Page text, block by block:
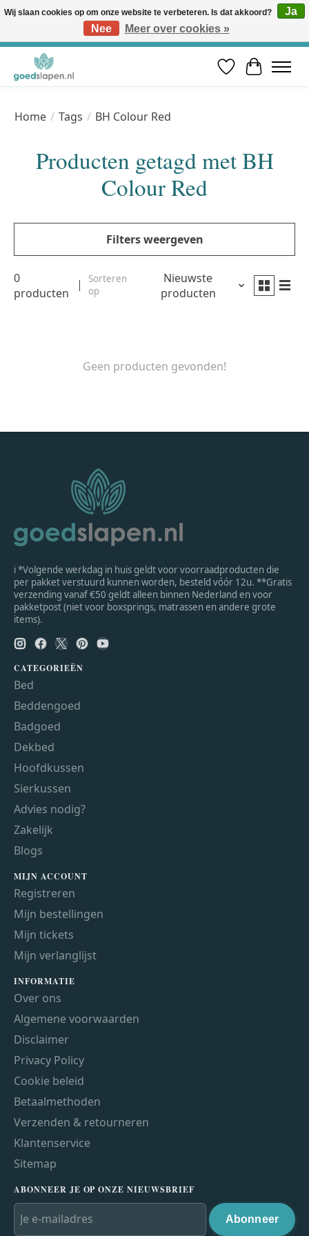
Vóór 12u besteld, volgende werkdag in huis* | Gratis verzending vanaf €50 | Professioneel slaapadvies
Verlanglijst
Home / Tags / BH Colour Red
Producten getagd met BH
Colour Red
Filters weergeven
0
producten
Sorteren
op
Nieuwste
producten
Geen producten gevonden!
ℹ *Volgende werkdag in huis geldt voor voorraadproducten die
per pakket verstuurd kunnen worden, besteld vóór 12u. **Gratis
verzending vanaf €50 geldt alleen binnen Nederland en voor
pakketpost (niet voor boxsprings, matrassen en andere grote
items).
CATEGORIEËN
Bed
Beddengoed
Badgoed
Dekbed
Hoofdkussen
Sierkussen
Advies nodig?
Zakelijk
Blogs
MIJN ACCOUNT
Registreren
Mijn bestellingen
Mijn tickets
Mijn verlanglijst
INFORMATIE
Over ons
Algemene voorwaarden
Disclaimer
Privacy Policy
Cookie beleid
Betaalmethoden
Verzenden & retourneren
Klantenservice
Sitemap
ABONNEER JE OP ONZE NIEUWSBRIEF
Abonneer
Wij slaan cookies op om onze website te verbeteren. Is dat akkoord?
Ja
Nee
Meer over cookies »